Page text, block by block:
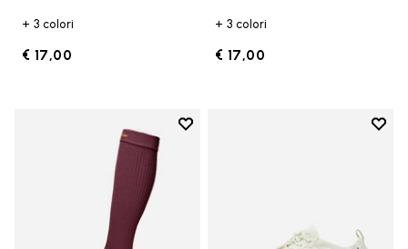
+ 3 colori
€ 17,00
+ 3 colori
€ 17,00
Add to wishlist
Add